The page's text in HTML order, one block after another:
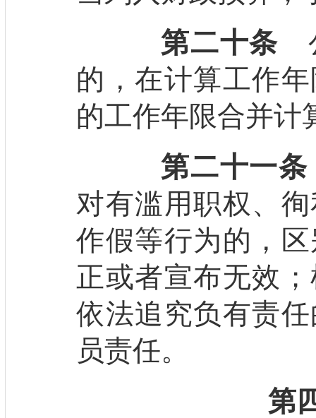
第二十条
的，在计算工作
的工作年限合并计
第二十一条
对有滥用职权、
作假等行为的，
正或者宣布无效
依法追究负有责
员责任。
第